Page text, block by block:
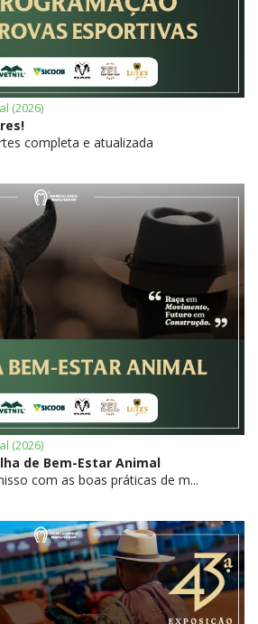
(2026)
completa e atualizada
(2026)
de Bem-Estar Animal
com as boas práticas de m...